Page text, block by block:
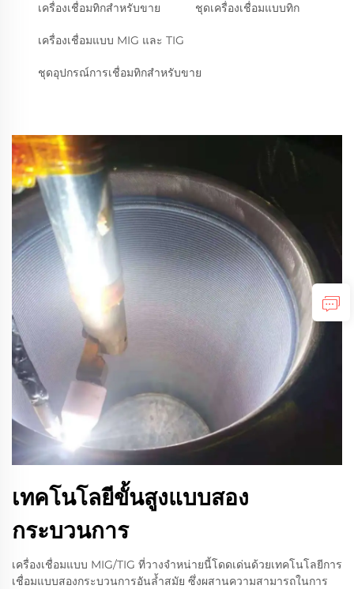
เครื่องเชื่อมทิกสำหรับขาย ชุดเครื่องเชื่อมแบบทิก
เครื่องเชื่อมแบบ MIG และ TIG
ชุดอุปกรณ์การเชื่อมทิกสำหรับขาย
เทคโนโลยีขั้นสูงแบบสอง
กระบวนการ
เครื่องเชื่อมแบบ MIG/TIG ที่วางจำหน่ายนี้โดดเด่นด้วยเทคโนโลยีการ
เชื่อมแบบสองกระบวนการอันล้ำสมัย ซึ่งผสานความสามารถในการ